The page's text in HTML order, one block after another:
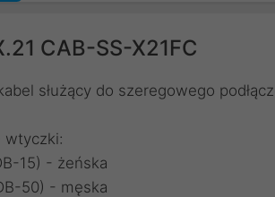
CAB-SS-X21FC
służący do szeregowego
wtyczki:
15) - żeńska
50) - męska